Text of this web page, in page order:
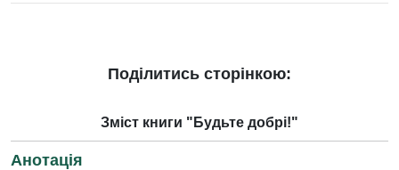
Поділитись сторінкою:
Зміст книги "Будьте добрі!"
Анотація